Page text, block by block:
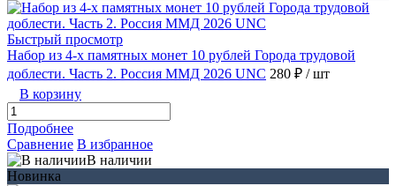
Быстрый просмотр
Набор из 4-х памятных монет 10 рублей Города трудовой
доблести. Часть 2. Россия ММД 2026 UNC 280 ₽ / шт
В корзину
Подробнее
Сравнение В избранное
В наличии
Новинка